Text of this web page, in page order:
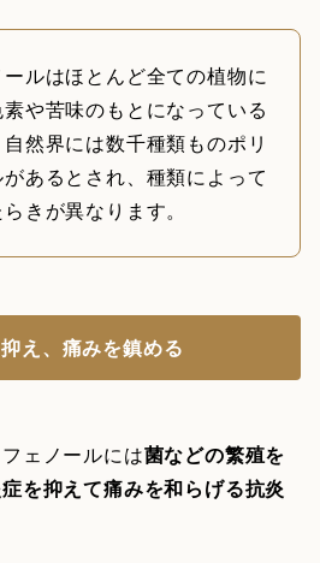
ルはほとんど全ての植物に
や苦味のもとになっている
然界には数千種類ものポリ
あるとされ、種類によって
きが異なります。
え、痛みを鎮める
ェノールには菌などの繁殖を
を抑えて痛みを和らげる抗炎